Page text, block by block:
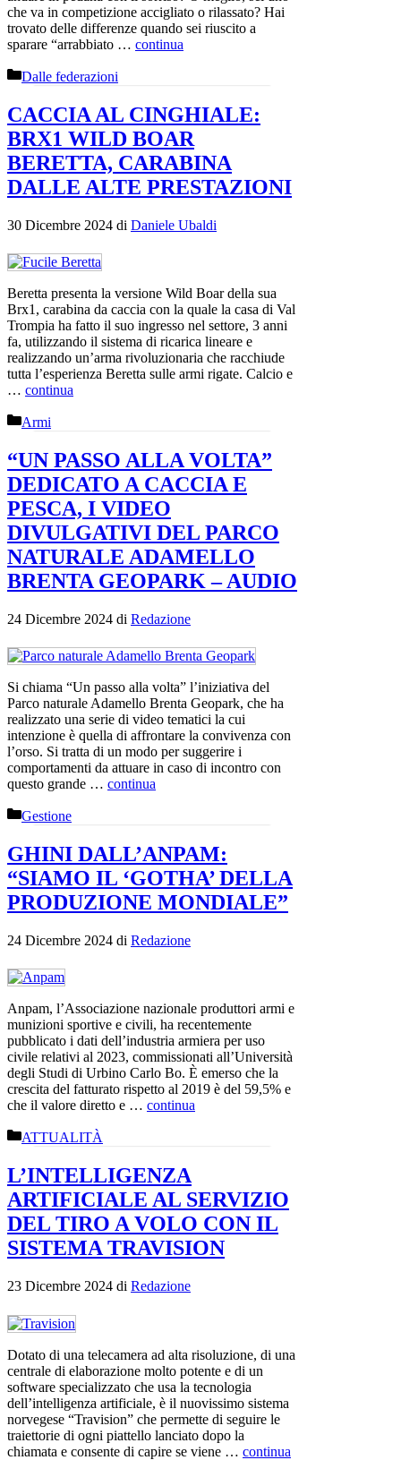
che va in competizione accigliato o rilassato? Hai
trovato delle differenze quando sei riuscito a
sparare “arrabbiato … continua
Categorie
Dalle federazioni
CACCIA AL CINGHIALE:
BRX1 WILD BOAR
BERETTA, CARABINA
DALLE ALTE PRESTAZIONI
30 Dicembre 2024 di Daniele Ubaldi
Beretta presenta la versione Wild Boar della sua
Brx1, carabina da caccia con la quale la casa di Val
Trompia ha fatto il suo ingresso nel settore, 3 anni
fa, utilizzando il sistema di ricarica lineare e
realizzando un’arma rivoluzionaria che racchiude
tutta l’esperienza Beretta sulle armi rigate. Calcio e
… continua
Categorie
Armi
“UN PASSO ALLA VOLTA”
DEDICATO A CACCIA E
PESCA, I VIDEO
DIVULGATIVI DEL PARCO
NATURALE ADAMELLO
BRENTA GEOPARK – AUDIO
24 Dicembre 2024 di Redazione
Si chiama “Un passo alla volta” l’iniziativa del
Parco naturale Adamello Brenta Geopark, che ha
realizzato una serie di video tematici la cui
intenzione è quella di affrontare la convivenza con
l’orso. Si tratta di un modo per suggerire i
comportamenti da attuare in caso di incontro con
questo grande … continua
Categorie
Gestione
GHINI DALL’ANPAM:
“SIAMO IL ‘GOTHA’ DELLA
PRODUZIONE MONDIALE”
24 Dicembre 2024 di Redazione
Anpam, l’Associazione nazionale produttori armi e
munizioni sportive e civili, ha recentemente
pubblicato i dati dell’industria armiera per uso
civile relativi al 2023, commissionati all’Università
degli Studi di Urbino Carlo Bo. È emerso che la
crescita del fatturato rispetto al 2019 è del 59,5% e
che il valore diretto e … continua
Categorie
ATTUALITÀ
L’INTELLIGENZA
ARTIFICIALE AL SERVIZIO
DEL TIRO A VOLO CON IL
SISTEMA TRAVISION
23 Dicembre 2024 di Redazione
Dotato di una telecamera ad alta risoluzione, di una
centrale di elaborazione molto potente e di un
software specializzato che usa la tecnologia
dell’intelligenza artificiale, è il nuovissimo sistema
norvegese “Travision” che permette di seguire le
traiettorie di ogni piattello lanciato dopo la
chiamata e consente di capire se viene … continua